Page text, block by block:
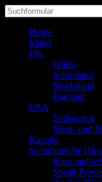
Suchen
nach:
Home
Irland
UK
Wales
Schottland
Nordirland
England
USA
Südstaaten
Nord- und
Kanada
Sachdienliche
Kurz und
Sneak